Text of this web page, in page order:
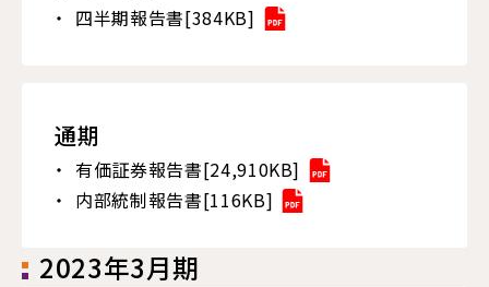
四半期報告書[384KB]
通期
有価証券報告書[24,910KB]
内部統制報告書[116KB]
2023年3月期